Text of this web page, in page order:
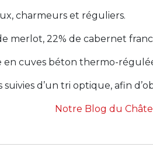
charmeurs et réguliers.
merlot, 22% de cabernet
en cuves béton thermo-
suivies d’un tri optique, afin
Notre Blog du